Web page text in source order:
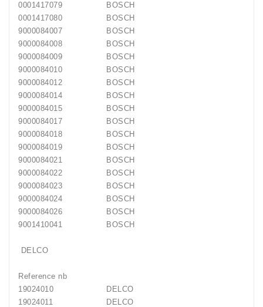
0001417079
BOSCH
0001417080
BOSCH
9000084007
BOSCH
9000084008
BOSCH
9000084009
BOSCH
9000084010
BOSCH
9000084012
BOSCH
9000084014
BOSCH
9000084015
BOSCH
9000084017
BOSCH
9000084018
BOSCH
9000084019
BOSCH
9000084021
BOSCH
9000084022
BOSCH
9000084023
BOSCH
9000084024
BOSCH
9000084026
BOSCH
9001410041
BOSCH
DELCO
Reference nb
19024010
DELCO
19024011
DELCO